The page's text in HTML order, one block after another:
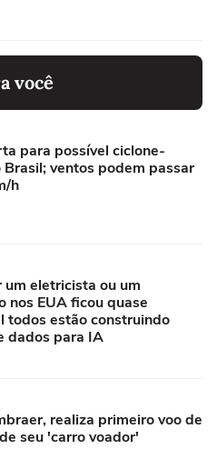
você
para possível ciclone-
Brasil; ventos podem passar
h
um eletricista ou um
nos EUA ficou quase
todos estão construindo
dados para IA
realiza primeiro voo de
seu 'carro voador'